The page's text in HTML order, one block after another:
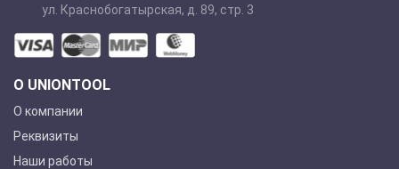
ул. Краснобогатырская, д. 89, стр. 3
О UNIONTOOL
О компании
Реквизиты
Наши работы